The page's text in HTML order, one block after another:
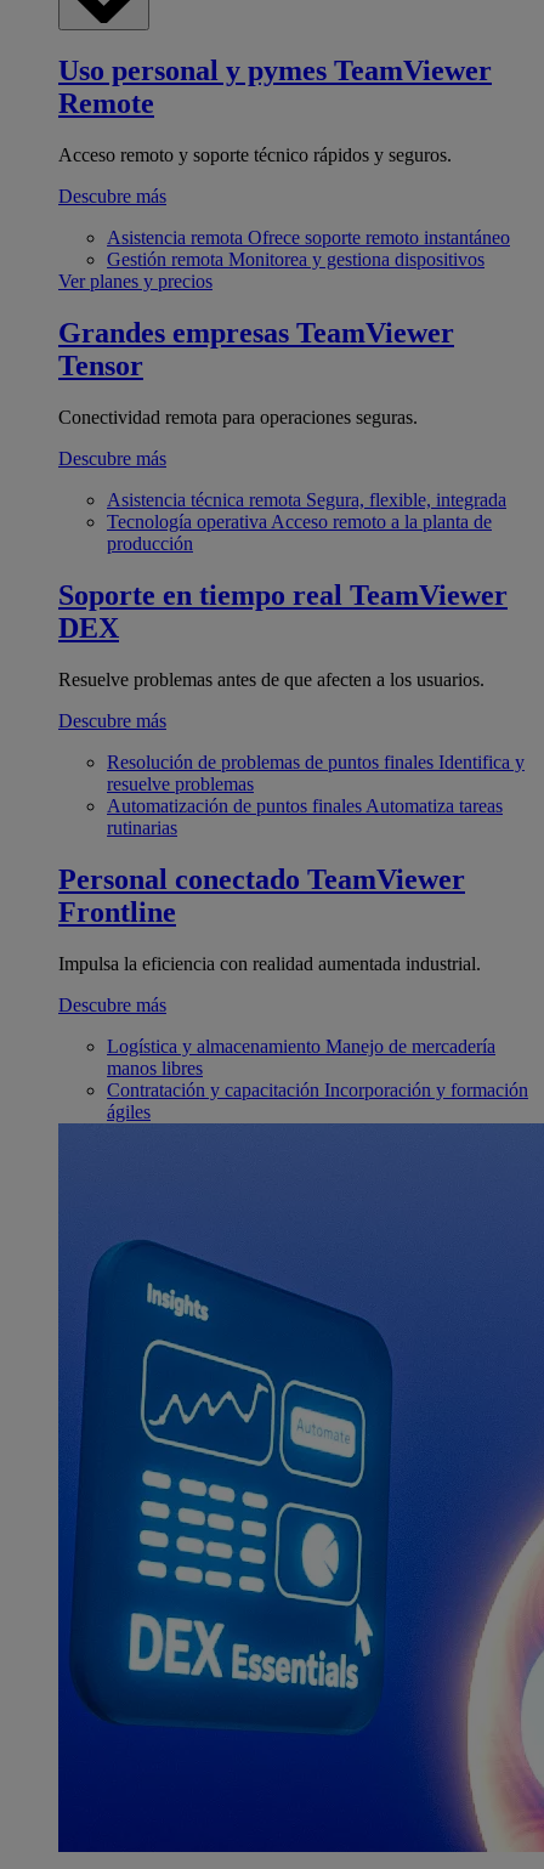
Uso personal y pymes TeamViewer
Remote
Acceso remoto y soporte técnico rápidos y seguros.
Descubre más
Asistencia remota Ofrece soporte remoto instantáneo
Gestión remota Monitorea y gestiona dispositivos
Ver planes y precios
Grandes empresas TeamViewer
Tensor
Conectividad remota para operaciones seguras.
Descubre más
Asistencia técnica remota Segura, flexible, integrada
Tecnología operativa Acceso remoto a la planta de
producción
Soporte en tiempo real TeamViewer
DEX
Resuelve problemas antes de que afecten a los usuarios.
Descubre más
Resolución de problemas de puntos finales Identifica y
resuelve problemas
Automatización de puntos finales Automatiza tareas
rutinarias
Personal conectado TeamViewer
Frontline
Impulsa la eficiencia con realidad aumentada industrial.
Descubre más
Logística y almacenamiento Manejo de mercadería
manos libres
Contratación y capacitación Incorporación y formación
ágiles